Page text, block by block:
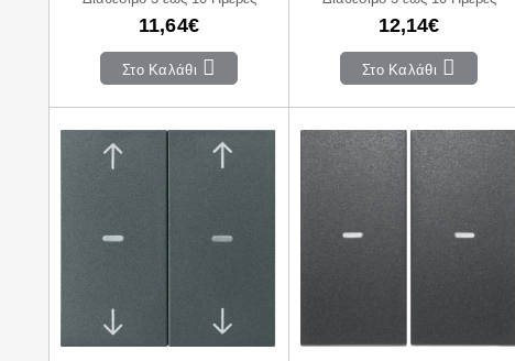
11,64€
Στο Καλάθι
12,14€
Στο Καλάθι